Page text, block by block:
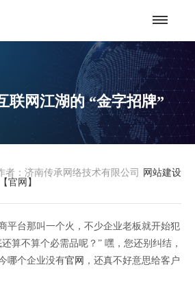
联网江湖的 “金字招牌”
网站建设
者：济南传承网络技术有限公司
【官网】
平台那叫一个火，不少企业老板就开始犯
还算不算个必需品呢？” 嘿，您还别纠结，
哪个企业没有官网 ，还真不好意思给客户